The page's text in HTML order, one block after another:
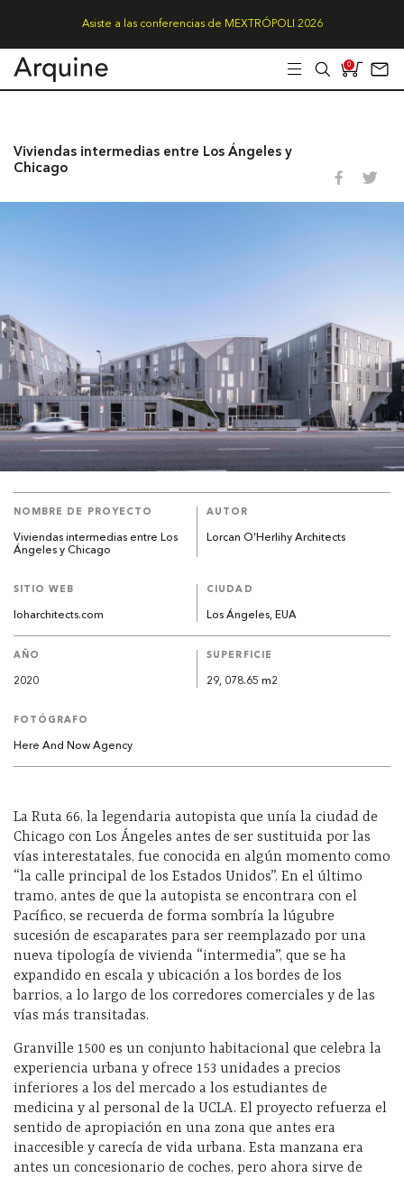
Asiste a las conferencias de MEXTRÓPOLI 2026
0
Viviendas intermedias entre Los Ángeles y
Chicago
NOMBRE DE PROYECTO
Viviendas intermedias entre Los
Ángeles y Chicago
AUTOR
Lorcan O'Herlihy Architects
SITIO WEB
loharchitects.com
CIUDAD
Los Ángeles, EUA
AÑO
2020
SUPERFICIE
29, 078.65 m2
FOTÓGRAFO
Here And Now Agency
La Ruta 66, la legendaria autopista que unía la ciudad de
Chicago con Los Ángeles antes de ser sustituida por las
vías interestatales, fue conocida en algún momento como
“la calle principal de los Estados Unidos”. En el último
tramo, antes de que la autopista se encontrara con el
Pacífico, se recuerda de forma sombría la lúgubre
sucesión de escaparates para ser reemplazado por una
nueva tipología de vivienda “intermedia”, que se ha
expandido en escala y ubicación a los bordes de los
barrios, a lo largo de los corredores comerciales y de las
vías más transitadas.
Granville 1500 es un conjunto habitacional que celebra la
experiencia urbana y ofrece 153 unidades a precios
inferiores a los del mercado a los estudiantes de
medicina y al personal de la UCLA. El proyecto refuerza el
sentido de apropiación en una zona que antes era
inaccesible y carecía de vida urbana. Esta manzana era
antes un concesionario de coches, pero ahora sirve de